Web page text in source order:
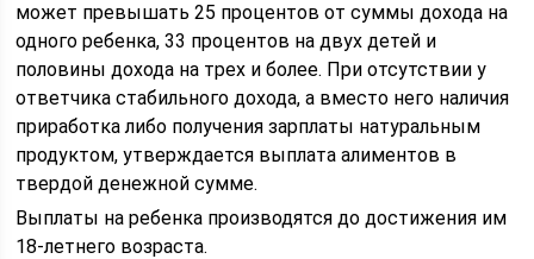
может превышать 25 процентов от суммы дохода на
одного ребенка, 33 процентов на двух детей и
половины дохода на трех и более. При отсутствии у
ответчика стабильного дохода, а вместо него наличия
приработка либо получения зарплаты натуральным
продуктом, утверждается выплата алиментов в
твердой денежной сумме.
Выплаты на ребенка производятся до достижения им
18-летнего возраста.